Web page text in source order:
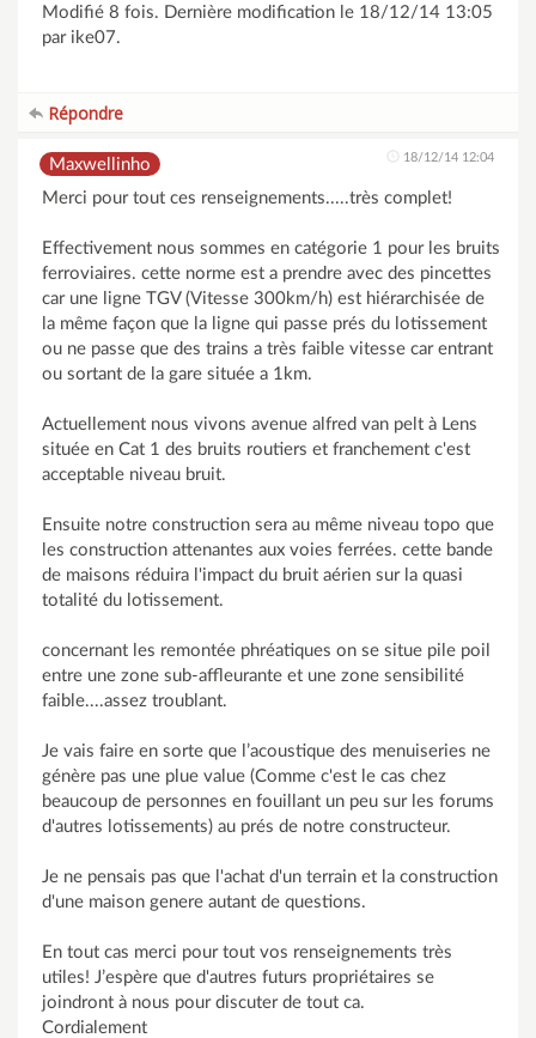
Modifié 8 fois. Dernière modification le 18/12/14 13:05
par ike07.
Répondre
Maxwellinho 18/12/14 12:04
Merci pour tout ces renseignements.....très complet!
Effectivement nous sommes en catégorie 1 pour les bruits
ferroviaires. cette norme est a prendre avec des pincettes
car une ligne TGV (Vitesse 300km/h) est hiérarchisée de
la même façon que la ligne qui passe prés du lotissement
ou ne passe que des trains a très faible vitesse car entrant
ou sortant de la gare située a 1km.
Actuellement nous vivons avenue alfred van pelt à Lens
située en Cat 1 des bruits routiers et franchement c'est
acceptable niveau bruit.
Ensuite notre construction sera au même niveau topo que
les construction attenantes aux voies ferrées. cette bande
de maisons réduira l'impact du bruit aérien sur la quasi
totalité du lotissement.
concernant les remontée phréatiques on se situe pile poil
entre une zone sub-affleurante et une zone sensibilité
faible....assez troublant.
Je vais faire en sorte que l’acoustique des menuiseries ne
génère pas une plue value (Comme c'est le cas chez
beaucoup de personnes en fouillant un peu sur les forums
d'autres lotissements) au prés de notre constructeur.
Je ne pensais pas que l'achat d'un terrain et la construction
d'une maison genere autant de questions.
En tout cas merci pour tout vos renseignements très
utiles! J’espère que d'autres futurs propriétaires se
joindront à nous pour discuter de tout ca.
Cordialement